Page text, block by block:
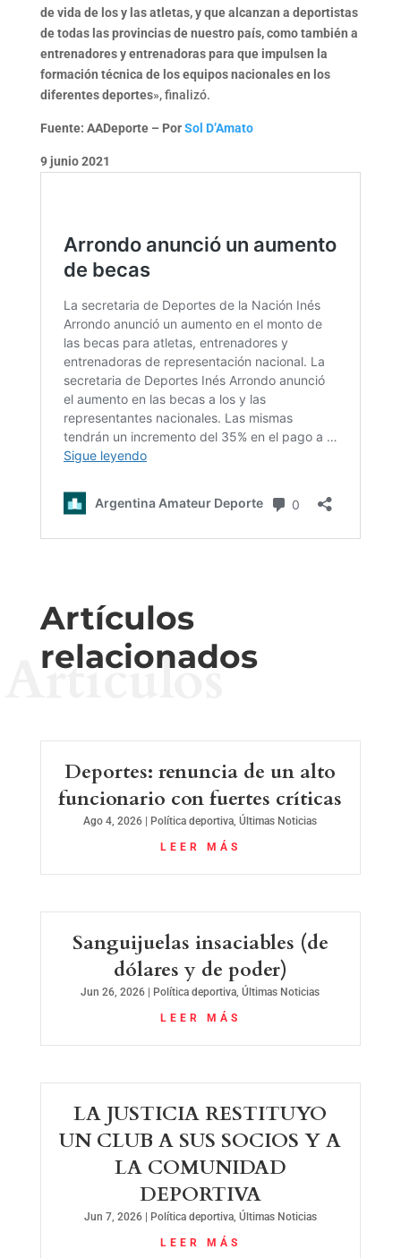
de vida de los y las atletas, y que alcanzan a deportistas
de todas las provincias de nuestro país, como también a
entrenadores y entrenadoras para que impulsen la
formación técnica de los equipos nacionales en los
diferentes deportes», finalizó.
Fuente: AADeporte – PorSol D’Amato
9 junio 2021
Artículos
relacionados
Artículos
Deportes: renuncia de un alto
funcionario con fuertes críticas
Ago 4, 2026 Política deportiva,Últimas Noticias
LEER MÁS
Sanguijuelas insaciables (de
dólares y de poder)
Jun 26, 2026 Política deportiva,Últimas Noticias
LEER MÁS
LA JUSTICIA RESTITUYO
UN CLUB A SUS SOCIOS Y A
LA COMUNIDAD
DEPORTIVA
Jun 7, 2026| Política deportiva, Últimas Noticias
LEER MÁS